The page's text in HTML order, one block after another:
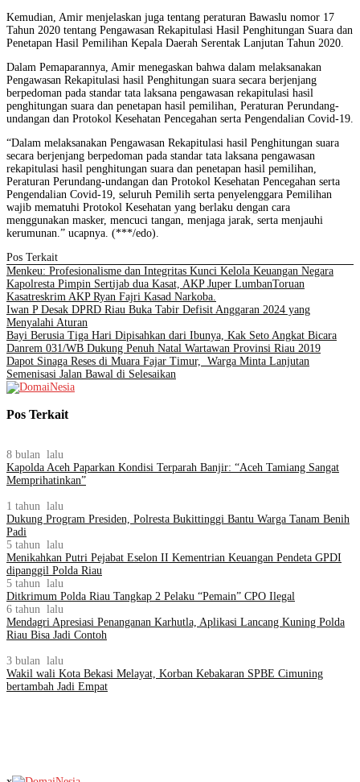
Kemudian, Amir menjelaskan juga tentang peraturan Bawaslu nomor 17
Tahun 2020 tentang Pengawasan Rekapitulasi Hasil Penghitungan Suara dan
Penetapan Hasil Pemilihan Kepala Daerah Serentak Lanjutan Tahun 2020.
Dalam Pemaparannya, Amir menegaskan bahwa dalam melaksanakan
Pengawasan Rekapitulasi hasil Penghitungan suara secara berjenjang
berpedoman pada standar tata laksana pengawasan rekapitulasi hasil
penghitungan suara dan penetapan hasil pemilihan, Peraturan Perundang-
undangan dan Protokol Kesehatan Pencegahan serta Pengendalian Covid-19.
“Dalam melaksanakan Pengawasan Rekapitulasi hasil Penghitungan suara
secara berjenjang berpedoman pada standar tata laksana pengawasan
rekapitulasi hasil penghitungan suara dan penetapan hasil pemilihan,
Peraturan Perundang-undangan dan Protokol Kesehatan Pencegahan serta
Pengendalian Covid-19, seluruh Pemilih serta penyelenggara Pemilihan
wajib mematuhi Protokol Kesehatan yang berlaku dengan cara
menggunakan masker, mencuci tangan, menjaga jarak, serta menjauhi
kerumunan.” ucapnya. (***/edo).
Pos Terkait
Menkeu: Profesionalisme dan Integritas Kunci Kelola Keuangan Negara
Kapolresta Pimpin Sertijab dua Kasat, AKP Juper LumbanToruan
Kasatreskrim AKP Ryan Fajri Kasad Narkoba.
Iwan P Desak DPRD Riau Buka Tabir Defisit Anggaran 2024 yang
Menyalahi Aturan
Bayi Berusia Tiga Hari Dipisahkan dari Ibunya, Kak Seto Angkat Bicara
Danrem 031/WB Dukung Penuh Natal Wartawan Provinsi Riau 2019
Dapot Sinaga Reses di Muara Fajar Timur, Warga Minta Lanjutan
Semenisasi Jalan Bawal di Selesaikan
Pos Terkait
8 bulan lalu
Kapolda Aceh Paparkan Kondisi Terparah Banjir: “Aceh Tamiang Sangat
Memprihatinkan”
1 tahun lalu
Dukung Program Presiden, Polresta Bukittinggi Bantu Warga Tanam Benih
Padi
5 tahun lalu
Menikahkan Putri Pejabat Eselon II Kementrian Keuangan Pendeta GPDI
dipanggil Polda Riau
5 tahun lalu
Ditkrimum Polda Riau Tangkap 2 Pelaku “Pemain” CPO Ilegal
6 tahun lalu
Mendagri Apresiasi Penanganan Karhutla, Aplikasi Lancang Kuning Polda
Riau Bisa Jadi Contoh
3 bulan lalu
Wakil wali Kota Bekasi Melayat, Korban Kebakaran SPBE Cimuning
bertambah Jadi Empat